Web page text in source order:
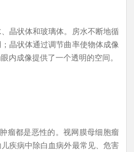
晶状体和玻璃体。房水不断地循
晶状体通过调节曲率使物体成像
内成像提供了一个透明的空间。
瘤都是恶性的。视网膜母细胞瘤
疾病中除白血病外最常见、危害